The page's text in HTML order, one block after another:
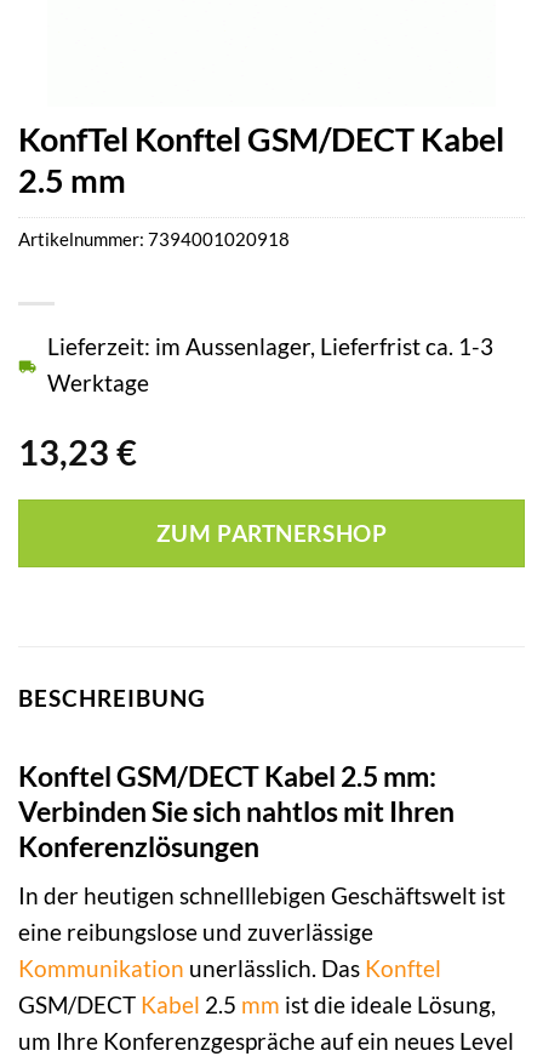
KonfTel Konftel GSM/DECT Kabel
2.5 mm
13,23 €
Lieferzeit: im Aussenlager, Lieferfrist ca. 1-3
Werktage
ZUM PARTNERSHOP
Artikelnummer: 7394001020918
BESCHREIBUNG
Konftel GSM/DECT Kabel 2.5 mm:
Verbinden Sie sich nahtlos mit Ihren
Konferenzlösungen
In der heutigen schnelllebigen Geschäftswelt ist
eine reibungslose und zuverlässige
Kommunikation unerlässlich. Das Konftel
GSM/DECT Kabel 2.5 mm ist die ideale Lösung,
um Ihre Konferenzgespräche auf ein neues Level